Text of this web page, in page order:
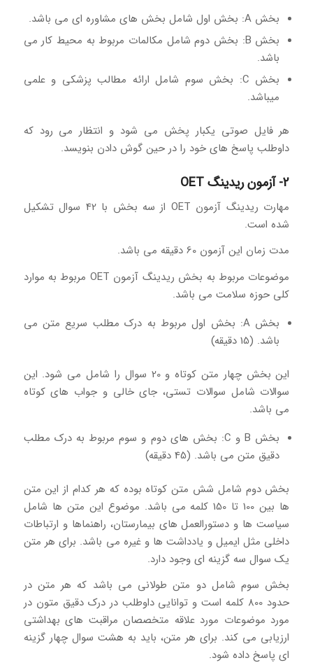
بخش A: بخش اول شامل بخش های مشاوره ای می باشد.
بخش B: بخش دوم شامل مکالمات مربوط به محیط کار می
باشد.
بخش C: بخش سوم شامل ارائه مطالب پزشکی و علمی
میباشد.
هر فایل صوتی یکبار پخش می شود و انتظار می رود که
داوطلب پاسخ های خود را در حین گوش دادن بنویسد.
2- آزمون ریدینگ OET
مهارت ریدینگ آزمون OET از سه بخش با 42 سوال تشکیل
شده است.
مدت زمان این آزمون 60 دقیقه می باشد.
موضوعات مربوط به بخش ریدینگ آزمون OET مربوط به موارد
کلی حوزه سلامت می باشد.
بخش A: بخش اول مربوط به درک مطلب سریع متن می
باشد. (15 دقیقه)
این بخش چهار متن کوتاه و 20 سوال را شامل می شود. این
سوالات شامل سوالات تستی، جای خالی و جواب های کوتاه
می باشد.
بخش B و C: بخش های دوم و سوم مربوط به درک مطلب
دقیق متن می باشد. (45 دقیقه)
بخش دوم شامل شش متن کوتاه بوده که هر کدام از این متن
ها بین 100 تا 150 کلمه می باشد. موضوع این متن ها شامل
سیاست ها و دستورالعمل های بیمارستان، راهنماها و ارتباطات
داخلی مثل ایمیل و یادداشت ها و غیره می باشد. برای هر متن
یک سوال سه گزینه ای وجود دارد.
بخش سوم شامل دو متن طولانی می باشد که هر متن در
حدود 800 کلمه است و توانایی داوطلب در درک دقیق متون در
مورد موضوعات مورد علاقه متخصصان مراقبت های بهداشتی
ارزیابی می کند. برای هر متن، باید به هشت سوال چهار گزینه
ای پاسخ داده شود.